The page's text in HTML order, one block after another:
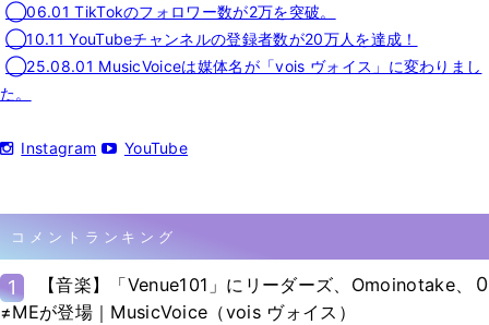
◯06.01 TikTokのフォロワー数が2万を突破。
◯10.11 YouTubeチャンネルの登録者数が20万人を達成！
◯25.08.01 MusicVoiceは媒体名が「vois ヴォイス」に変わりまし
た。
Instagram YouTube
コメントランキング
1
【音楽】「Venue101」にリーダーズ、Omoinotake、
≠MEが登場｜MusicVoice（vois ヴォイス）
0